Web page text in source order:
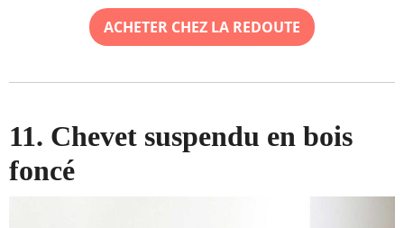
ACHETER CHEZ LA REDOUTE
11. Chevet suspendu en bois
foncé